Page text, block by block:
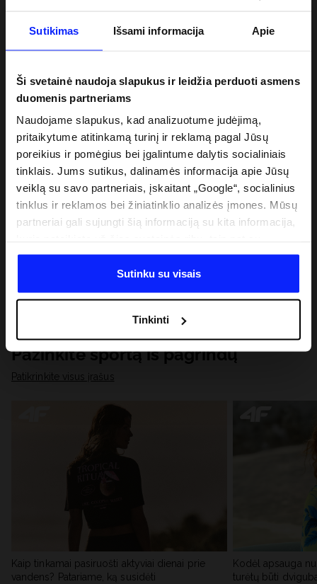
Sutikimas Išsami informacija Apie
Ši svetainė naudoja slapukus ir leidžia perduoti asmens
duomenis partneriams
Naudojame slapukus, kad analizuotume judėjimą,
pritaikytume atitinkamą turinį ir reklamą pagal Jūsų
poreikius ir pomėgius bei įgalintume dalytis socialiniais
tinklais. Jums sutikus, dalinamės informacija apie Jūsų
veiklą su savo partneriais, įskaitant „Google“, socialinius
tinklus ir reklamos bei žiniatinklio analizės įmones. Mūsų
partneriai gali sujungti šią informaciją su kita informacija,
duomenimis, kuriuos jie gauna, kai naudojatės jų
paslaugomis. Gavus Jūsų leidimą, mes galime perduoti
Jūsų asmeninę informaciją savo partneriams, siekdami
analitinius tyrimus, pritaikyti turinį ir tobulinti mūsų
partnerių siūlomus sprendimus (pvz., socialinius tinklus).
Išsamią informaciją rasite mūsų Privatumo politikoje ir
skiltyje „Išsami informacija“.
Sutinku su visais
Tinkinti
Pažinkite sportą iš pagrindų
Patikrinkite visus įrašus
Kaip tinkamai pasiruošti aktyviai dienai prie
vandens? Patariame, ką susidėti
Kodėl apsauga
turėtų būti